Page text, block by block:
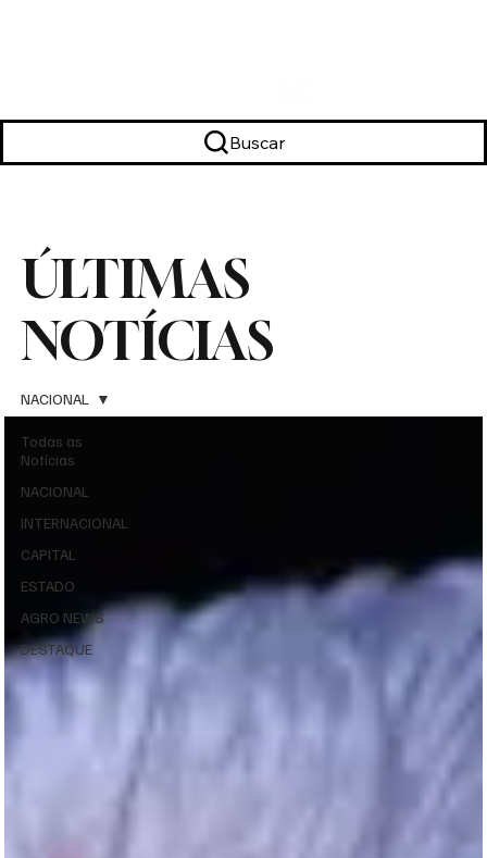
Todas as
Notícias
NACIONAL
INTERNACIONAL
CAPITAL
ESTADO
AGRO NEWS
DESTAQUE
NACIONAL
Buscar
ÚLTIMAS
NOTÍCIAS